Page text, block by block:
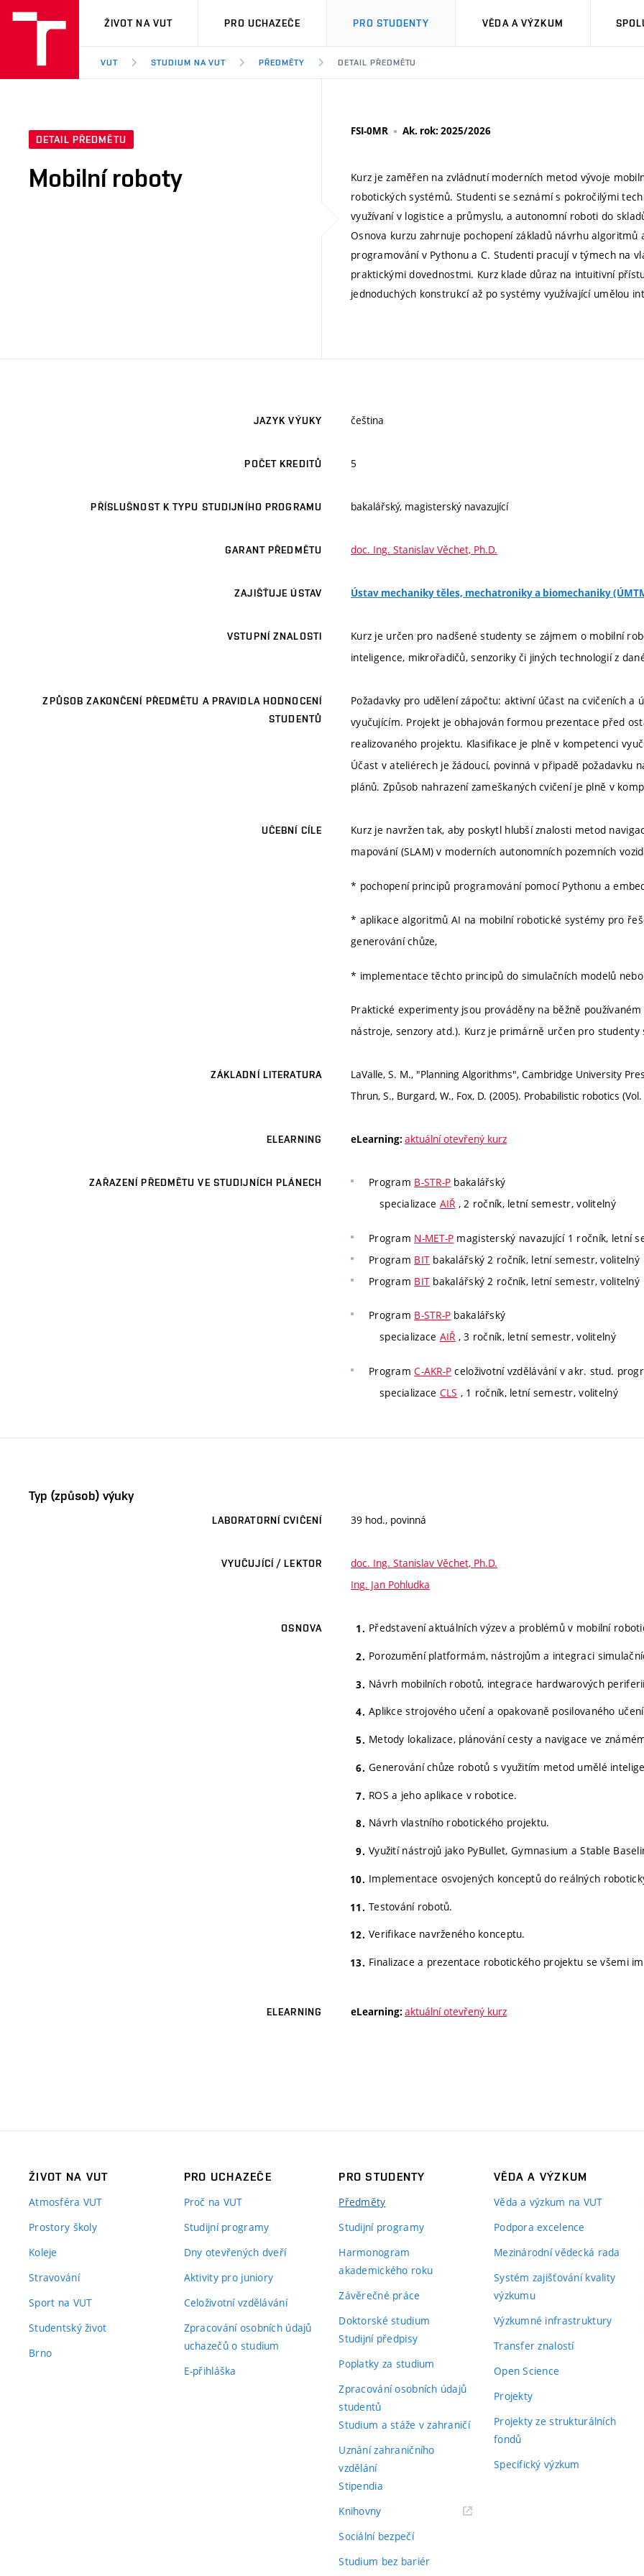
VUT
ŽIVOT NA VUT PRO UCHAZEČE PRO STUDENTY VĚDA A VÝZKUM
VUT STUDIUM NA VUT PŘEDMĚTY DETAIL PŘEDMĚTU
DETAIL PŘEDMĚTU
Mobilní roboty
FSI-0MR Ak. rok: 2025/2026
Kurz je zaměřen na zvládnutí moderních metod vývoje
robotických systémů. Studenti se seznámí s pokročilými
využívaní v logistice a průmyslu, a autonomní roboti do
Osnova kurzu zahrnuje pochopení základů návrhu
programování v Pythonu a C. Studenti pracují v týmech na
praktickými dovednostmi. Kurz klade důraz na intuitivní
jednoduchých konstrukcí až po systémy využívající umělou
JAZYK VÝUKY čeština
POČET KREDITŮ 5
PŘÍSLUŠNOST K TYPU STUDIJNÍHO PROGRAMU bakalářský, magisterský navazující
GARANT PŘEDMĚTU doc. Ing. Stanislav Věchet, Ph.D.
ZAJIŠŤUJE ÚSTAV Ústav mechaniky těles, mechatroniky a biomechaniky
VSTUPNÍ ZNALOSTI
Kurz je určen pro nadšené studenty se zájmem o mobilní
inteligence, mikrořadičů, senzoriky či jiných technologií z
ZPŮSOB ZAKONČENÍ PŘEDMĚTU A PRAVIDLA HODNOCENÍ
STUDENTŮ
Požadavky pro udělení zápočtu: aktivní účast na cvičeních
vyučujícím. Projekt je obhajován formou prezentace před
realizovaného projektu. Klasifikace je plně v kompetenci
Účast v ateliérech je žádoucí, povinná v připadě požadavku
plánů. Způsob nahrazení zameškaných cvičení je plně v
UČEBNÍ CÍLE
Kurz je navržen tak, aby poskytl hlubší znalosti metod
mapování (SLAM) v moderních autonomních pozemních
* pochopení principů programování pomocí Pythonu a
* aplikace algoritmů AI na mobilní robotické systémy pro
generování chůze,
* implementace těchto principů do simulačních modelů
Praktické experimenty jsou prováděny na běžně
nástroje, senzory atd.). Kurz je primárně určen pro
ZÁKLADNÍ LITERATURA
LaValle, S. M., "Planning Algorithms", Cambridge University
Thrun, S., Burgard, W., Fox, D. (2005). Probabilistic robotics
ELEARNING eLearning: aktuální otevřený kurz
ZAŘAZENÍ PŘEDMĚTU VE STUDIJNÍCH PLÁNECH Program B-STR-P bakalářský
specializace AIŘ , 2 ročník, letní semestr, volitelný
Program N-MET-P magisterský navazující 1 ročník, letní
Program BIT bakalářský 2 ročník, letní semestr, volitelný
Program BIT bakalářský 2 ročník, letní semestr, volitelný
Program B-STR-P bakalářský
specializace AIŘ , 3 ročník, letní semestr, volitelný
ProgramC-AKR-P celoživotní vzdělávání v akr. stud.
specializace CLS , 1 ročník, letní semestr, volitelný
Typ (způsob) výuky
LABORATORNÍ CVIČENÍ 39 hod., povinná
VYUČUJÍCÍ / LEKTOR
doc. Ing. Stanislav Věchet, Ph.D.
Ing. Jan Pohludka
OSNOVA Představení aktuálních výzev a problémů v mobilní
Porozumění platformám, nástrojům a integraci
Návrh mobilních robotů, integrace hardwarových
Aplikce strojového učení a opakovaně posilovaného
Metody lokalizace, plánování cesty a navigace ve
Generování chůze robotů s využitím metod umělé
ROS a jeho aplikace v robotice.
Návrh vlastního robotického projektu.
Využití nástrojů jako PyBullet, Gymnasium a Stable
Implementace osvojených konceptů do reálných
Testování robotů.
Verifikace navrženého konceptu.
Finalizace a prezentace robotického projektu se všemi
ELEARNING eLearning: aktuální otevřený kurz
ŽIVOT NA VUT
Atmosféra VUT
Prostory školy
Koleje
Stravování
Sport na VUT
Studentský život
Brno
PRO UCHAZEČE
Proč na VUT
Studijní programy
Dny otevřených dveří
Aktivity pro juniory
Celoživotní vzdělávání
Zpracování osobních údajů
uchazečů o studium
E-přihláška
PRO STUDENTY
Předměty
Studijní programy
Harmonogram
akademického roku
Závěrečné práce
Doktorské studium
Studijní předpisy
Poplatky za studium
Zpracování osobních údajů
studentů
Studium a stáže v zahraničí
Uznání zahraničního
vzdělání
Stipendia
Knihovny(externí
Sociální bezpečí
Studium bez bariér
VĚDA A VÝZKUM
Věda a výzkum na VUT
Podpora excelence
Mezinárodní vědecká rada
Systém zajišťování kvality
výzkumu
Výzkumné infrastruktury
Transfer znalostí
Open Science
Projekty
Projekty ze strukturálních
fondů
Specifický výzkum